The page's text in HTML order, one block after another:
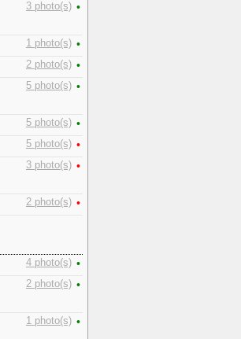
3 photo(s) •
1 photo(s) •
2 photo(s) •
5 photo(s) •
5 photo(s) •
5 photo(s) •
3 photo(s) •
2 photo(s) •
4 photo(s) •
2 photo(s) •
1 photo(s) •